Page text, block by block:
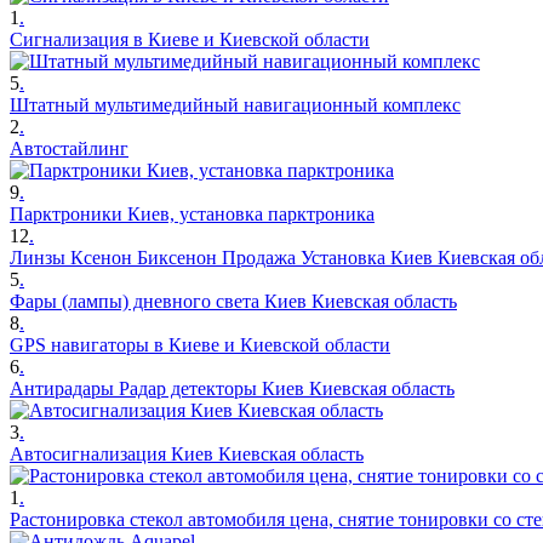
1 .
Сигнализация в Киеве и Киевской области
5.
Штатный мультимедийный навигационный комплекс
2.
Автостайлинг
9.
Парктроники Киев, установка парктроника
12.
Линзы Ксенон Биксенон Продажа Установка Киев Киевская
5.
Фары (лампы) дневного света Киев Киевская область
8.
GPS навигаторы в Киеве и Киевской области
6.
Антирадары Радар детекторы Киев Киевская область
3.
Автосигнализация Киев Киевская область
1 .
Растонировка стекол автомобиля цена, снятие тонировки со